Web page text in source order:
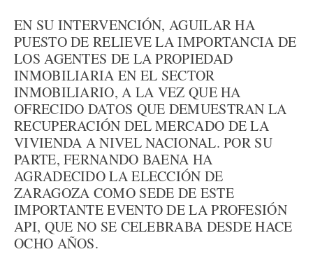
EN SU INTERVENCIÓN, AGUILAR HA
PUESTO DE RELIEVE LA IMPORTANCIA DE
LOS AGENTES DE LA PROPIEDAD
INMOBILIARIA EN EL SECTOR
INMOBILIARIO, A LA VEZ QUE HA
OFRECIDO DATOS QUE DEMUESTRAN LA
RECUPERACIÓN DEL MERCADO DE LA
VIVIENDA A NIVEL NACIONAL. POR SU
PARTE, FERNANDO BAENA HA
AGRADECIDO LA ELECCIÓN DE
ZARAGOZA COMO SEDE DE ESTE
IMPORTANTE EVENTO DE LA PROFESIÓN
API, QUE NO SE CELEBRABA DESDE HACE
OCHO AÑOS.